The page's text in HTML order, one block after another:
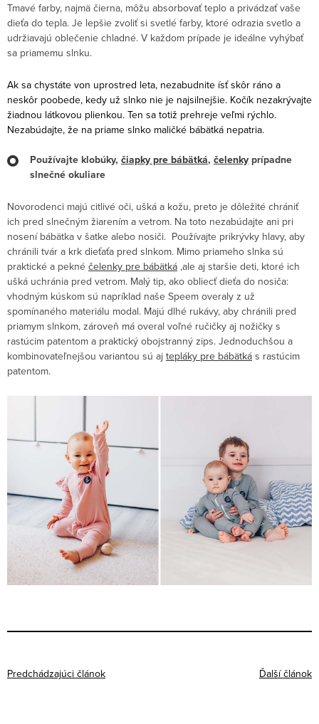
Tmavé farby, najmä čierna, môžu absorbovať teplo a privádzať vaše
dieťa do tepla. Je lepšie zvoliť si svetlé farby, ktoré odrazia svetlo a
udržiavajú oblečenie chladné. V každom prípade je ideálne vyhýbať
sa priamemu slnku.
Ak sa chystáte von uprostred leta, nezabudnite ísť skôr ráno a
neskôr poobede, kedy už slnko nie je najsilnejšie. Kočík nezakrývajte
žiadnou látkovou plienkou. Ten sa totiž prehreje veľmi rýchlo.
Nezabúdajte, že na priame slnko maličké bábätká nepatria.
Používajte klobúky, čiapky pre bábätká, čelenky prípadne
slnečné okuliare
Novorodenci majú citlivé oči, ušká a kožu, preto je dôležité chrániť
ich pred slnečným žiarením a vetrom. Na toto nezabúdajte ani pri
nosení bábätka v šatke alebo nosiči. Používajte prikrývky hlavy, aby
chránili tvár a krk dieťaťa pred slnkom. Mimo priameho slnka sú
praktické a pekné čelenky pre bábätká ,ale aj staršie deti, ktoré ich
ušká uchránia pred vetrom. Malý tip, ako obliecť dieťa do nosiča:
vhodným kúskom sú napríklad naše Speem overaly z už
spomínaného materiálu modal. Majú dlhé rukávy, aby chránili pred
priamym slnkom, zároveň má overal voľné ručičky aj nožičky s
rastúcim patentom a praktický obojstranný zips. Jednoduchšou a
kombinovateľnejšou variantou sú aj tepláky pre bábätká s rastúcim
patentom.
Predchádzajúci článok Ďalší článok